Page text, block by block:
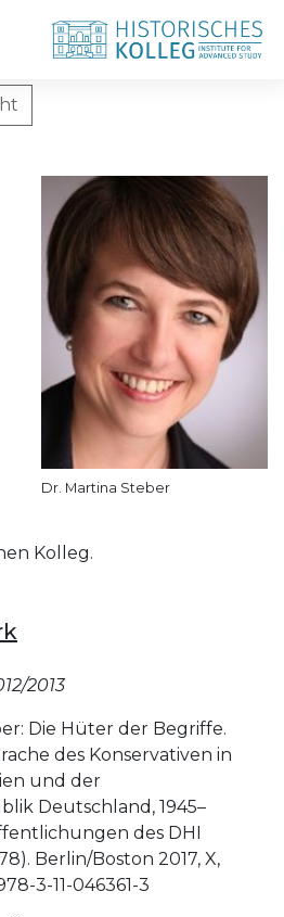
Dr. Martina Steber
Kolleg.
2013
Die Hüter der Begriffe.
des Konservativen in
und der
Deutschland, 1945–
des DHI
Berlin/Boston 2017, X,
3-11-046361-3